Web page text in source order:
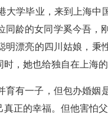
学毕业，来到上海
龄的女同学奚今吾
明漂亮的四川姑娘，
，她也给独自在上海
育有一子，但包办婚
正的幸福。但他害怕